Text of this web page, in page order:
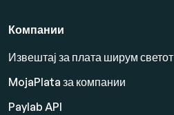
Компании
Извештај за плата ширум светот
MojaPlata за компании
Paylab API